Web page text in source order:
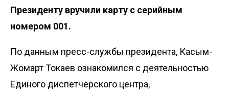
Президенту вручили карту с серийным
номером 001.
По данным пресс-службы президента, Касым-
Жомарт Токаев ознакомился с деятельностью
Единого диспетчерского центра,